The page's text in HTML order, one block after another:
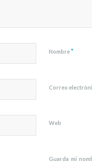
Nombre*
Correo
Web
Guarda mi